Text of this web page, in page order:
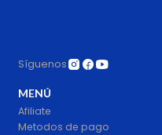
Síguenos
MENÚ
Afiliate
Metodos de pago